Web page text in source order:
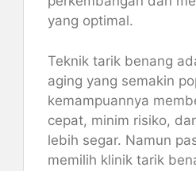
yang optimal.
Teknik tarik benang
aging yang semakin
kemampuannya
cepat, minim risiko,
lebih segar. Namun
memilih klinik tarik